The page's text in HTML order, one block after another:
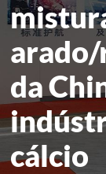
arado/
da
cálcio